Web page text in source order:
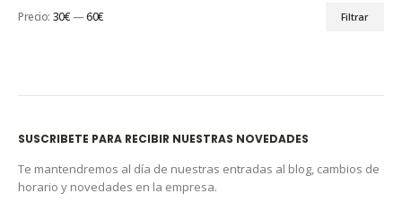
Filtrar
Precio: 30€ —60€
SUSCRIBETE PARA RECIBIR NUESTRAS NOVEDADES
Te mantendremos al día de nuestras entradas al blog, cambios de
horario y novedades en la empresa.